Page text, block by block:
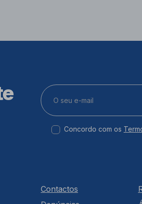
Concordo com os
Contactos